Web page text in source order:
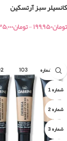
کانسیلر سبز آرتسکین
تومان۱۹۹,۹۵۰-تومان
جور ۴ شماره
شماره 1
شماره 2
شماره 3